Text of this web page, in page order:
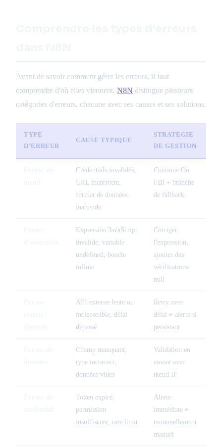
Avant de savoir comment gérer les erreurs, il faut
comprendre d'où elles viennent. N8N distingue plusieurs
catégories d'erreurs, chacune avec ses causes et ses solutions.
TYPE
D'ERREUR
CAUSE TYPIQUE
STRATÉGIE
DE GESTION
Credentials invalides,
URL incorrecte,
format de données
inattendu
Continue On
Fail + branche
de fallback
Expression JavaScript
invalide, variable
undefined, boucle
infinie
Corriger
l'expression,
ajouter des
vérifications
null
API externe lente ou
indisponible, délai
dépassé
Retry avec
délai + alerte si
persistant
Champ manquant,
type incorrect,
données vides
Validation en
amont avec
nœud IF
Token expiré,
permission
insuffisante, rate limit
Alerte
immédiate +
renouvellement
manuel